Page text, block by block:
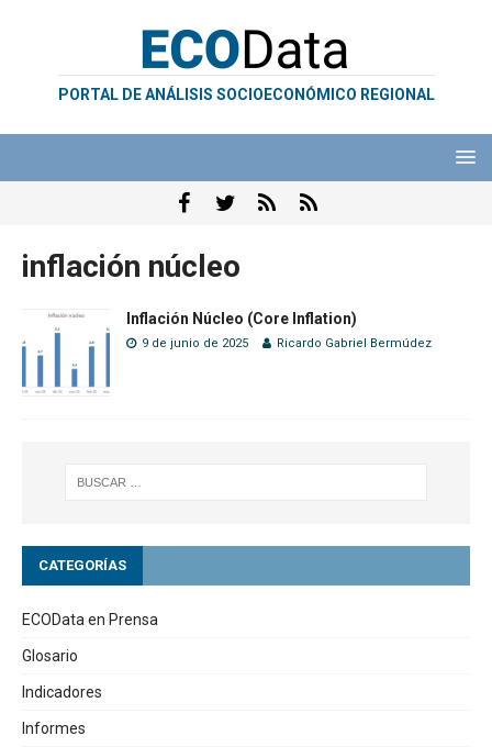
PORTAL DE ANÁLISIS SOCIOECONÓMICO REGIONAL
inflación núcleo
Inflación Núcleo (Core Inflation)
9 de junio de 2025 Ricardo Gabriel Bermúdez
CATEGORÍAS
ECOData en Prensa
Glosario
Indicadores
Informes